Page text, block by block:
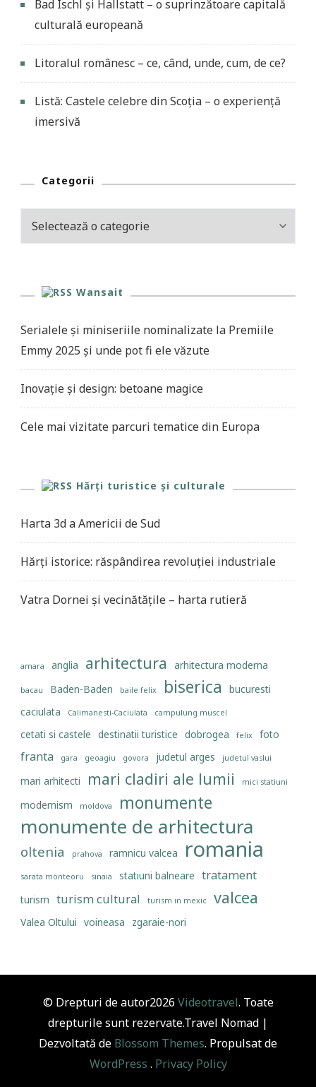
Bad Ischl și Hallstatt – o suprinzătoare capitală
culturală europeană
Litoralul românesc – ce, când, unde, cum, de ce?
Listă: Castele celebre din Scoția – o experiență
imersivă
Categorii
Categorii
Wansait
Serialele și miniseriile nominalizate la Premiile
Emmy 2025 și unde pot fi ele văzute
Inovație și design: betoane magice
Cele mai vizitate parcuri tematice din Europa
Hărți turistice și culturale
Harta 3d a Americii de Sud
Hărți istorice: răspândirea revoluției industriale
Vatra Dornei și vecinătățile – harta rutieră
amara anglia arhitectura arhitectura moderna
bacau Baden-Baden baile felix biserica
bucuresti
caciulata
Calimanesti-Caciulata campulung muscel
cetati si castele destinatii turistice dobrogea felix foto
franta gara geoagiu govora judetul arges judetul vaslui
mari arhitecti mari cladiri ale lumii mici statiuni
modernism moldova monumente
monumente de arhitectura
oltenia prahova ramnicu valcea romania
sarata monteoru sinaia statiuni balneare tratament
turism turism cultural turism in mexic valcea
Valea Oltului voineasa zgaraie-nori
© Drepturi de autor2026 Videotravel. Toate
drepturile sunt rezervate.Travel Nomad |
Dezvoltată de Blossom Themes. Propulsat de
WordPress . Privacy Policy